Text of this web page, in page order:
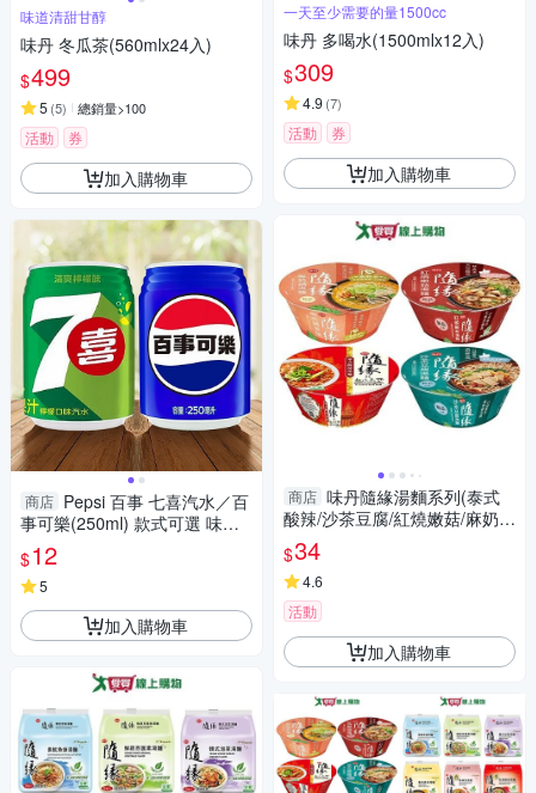
味道清甜甘醇
味丹 冬瓜茶(560mlx24入)
$499
5 (5) 總銷量>100
活動 券
加入購物車
商店 Pepsi 百事 七喜汽水／百
事可樂(250ml) 款式可選 味丹
【小三美日】 DS024162 碳酸
飲料 軟性 氣泡飲
$12
5
加入購物車
一天至少需要的量1500cc
味丹 多喝水(1500mlx12入)
$309
4.9 (7)
活動 券
加入購物車
商店 味丹隨緣湯麵系列(泰式
酸辣/沙茶豆腐/紅燒嫩菇/麻奶
鍋)(91-108g/碗)【愛買】
$34
4.6
活動
加入購物車